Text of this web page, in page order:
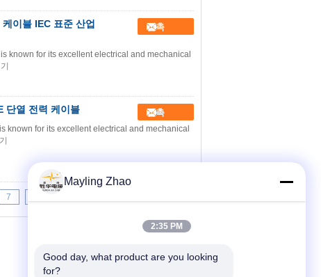
이블 IEC 표준 산업
접촉
known for its excellent electrical and mechanical
단열 전력 케이블 접촉
known for its excellent electrical and mechanical
7
Mayling Zhao
2:35 PM
Good day, what product are you looking
for?